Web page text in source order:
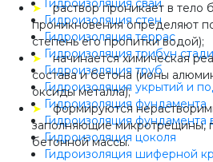
Гидроизоляция свай
Гидроизоляция стен
Гидроизоляция террас
Гидроизоляция трибун
Гидроизоляция труб
Гидроизоляция укрытий и
Гидроизоляция фундамента
Гидроизоляция фундамента
Гидроизоляция цоколя
Гидроизоляция шиферной
➤
раствор проникает в тело
проникновения определяют
степень его пропитки водой);
➤
начинается химическая
состава и бетона (ионы
оксиды металла);
➤
формируются
заполняющие микротрещины,
бетонной массы.